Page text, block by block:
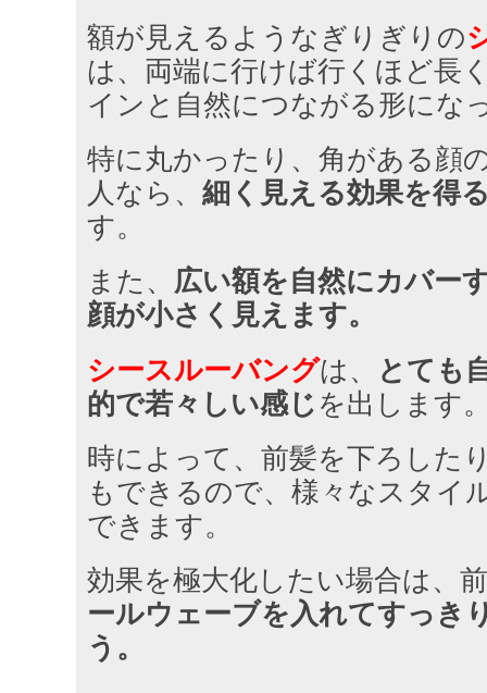
額が見えるようなぎりぎりの
は、両端に行けば行くほど長
インと自然につながる形にな
特に丸かったり、角がある顔
人なら、 細く見える効果を得
す。
また、 広い額を自然にカバー
顔が小さく見えます。
シースルーバングは、
とても
的で若々しい感じ を出します
時によって、前髪を下ろした
もできるので、様々なスタイ
できます。
効果を極大化したい場合は、
ールウェーブを入れてすっき
う。